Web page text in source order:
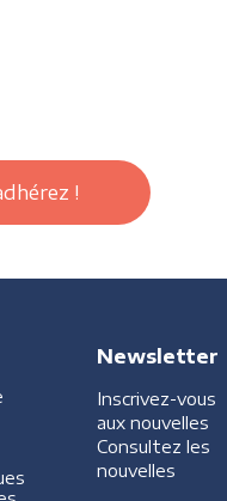
!
Newsletter
Inscrivez-vous
aux nouvelles
Consultez les
nouvelles